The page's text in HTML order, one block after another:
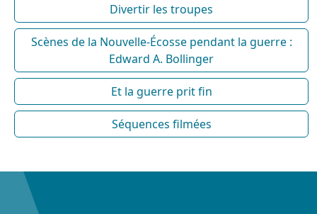
Divertir les troupes
Scènes de la Nouvelle-Écosse pendant la guerre :
Edward A. Bollinger
Et la guerre prit fin
Séquences filmées